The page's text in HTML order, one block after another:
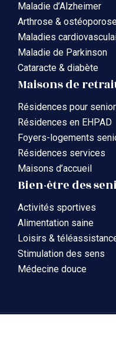
Maladie d’Alzheimer
Arthrose &
Maladies
Maladie de Parkinson
Cataracte & diabète
Maisons de
Résidences pour senior
Résidences en EHPAD
Foyers-logements
Résidences services
Maisons d’accueil
Bien-être des
Activités sportives
Alimentation saine
Loisirs &
Stimulation des sens
Médecine douce